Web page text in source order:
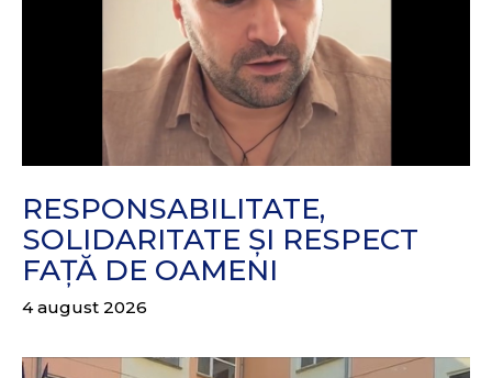
RESPONSABILITATE,
SOLIDARITATE ȘI RESPECT
FAȚĂ DE OAMENI
4 august 2026